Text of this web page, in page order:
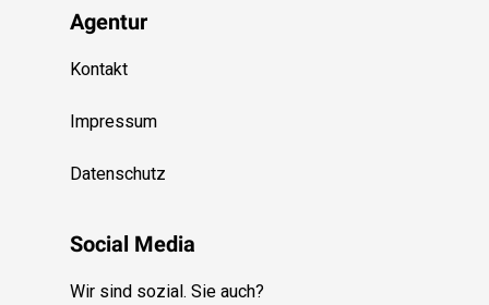
Agentur
Kontakt
Impressum
Datenschutz
Social Media
Wir sind sozial. Sie auch?